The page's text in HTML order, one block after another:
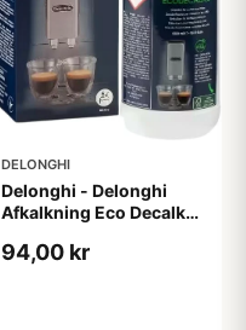
DELONGHI
Delonghi - Delonghi
Afkalkning Eco Decalk
94,00 kr